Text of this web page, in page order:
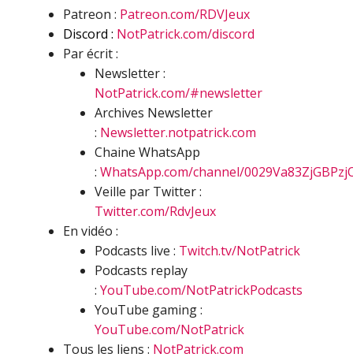
Patreon : Patreon.com/RDVJeux
Discord : NotPatrick.com/discord
Par écrit :
Newsletter :
NotPatrick.com/#newsletter
Archives Newsletter
: Newsletter.notpatrick.com
Chaine WhatsApp
: WhatsApp.com/channel/
Veille par Twitter :
Twitter.com/RdvJeux
En vidéo :
Podcasts live : Twitch.tv/NotPatrick
Podcasts replay
: YouTube.com/NotPatrickPodcasts
YouTube gaming :
YouTube.com/NotPatrick
Tous les liens : NotPatrick.com